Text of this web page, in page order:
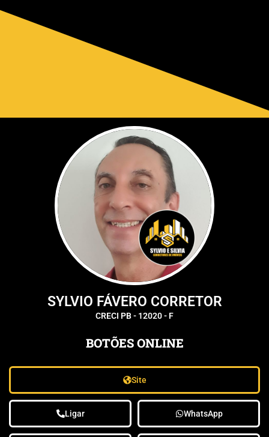
SYLVIO FÁVERO CORRETOR
CRECI PB - 12020 - F
BOTÕES ONLINE
Site
Ligar WhatsApp